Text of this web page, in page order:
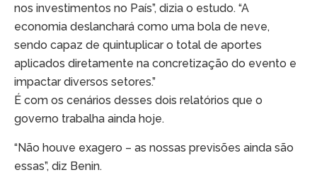
nos investimentos no País”, dizia o estudo. “A
economia deslanchará como uma bola de neve,
sendo capaz de quintuplicar o total de aportes
aplicados diretamente na concretização do evento e
impactar diversos setores.”
É com os cenários desses dois relatórios que o
governo trabalha ainda hoje.
“Não houve exagero – as nossas previsões ainda são
essas”, diz Benin.